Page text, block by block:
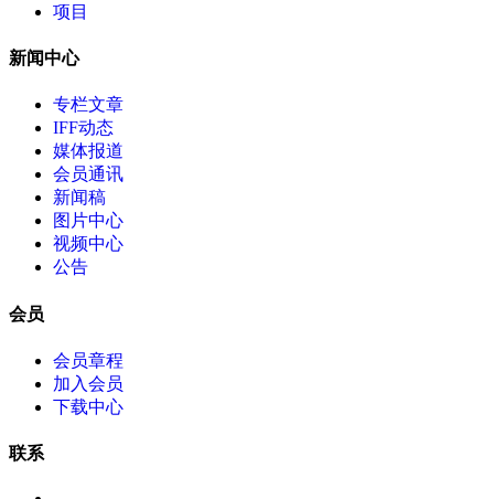
项目
新闻中心
专栏文章
IFF动态
媒体报道
会员通讯
新闻稿
图片中心
视频中心
公告
会员
会员章程
加入会员
下载中心
联系